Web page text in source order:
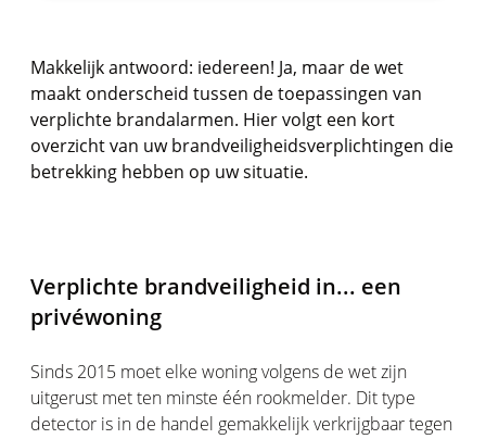
Makkelijk antwoord: iedereen! Ja, maar de wet
maakt onderscheid tussen de toepassingen van
verplichte brandalarmen. Hier volgt een kort
overzicht van uw brandveiligheidsverplichtingen die
betrekking hebben op uw situatie.
Verplichte brandveiligheid in... een
privéwoning
Sinds 2015 moet elke woning volgens de wet zijn
uitgerust met ten minste één rookmelder. Dit type
detector is in de handel gemakkelijk verkrijgbaar tegen